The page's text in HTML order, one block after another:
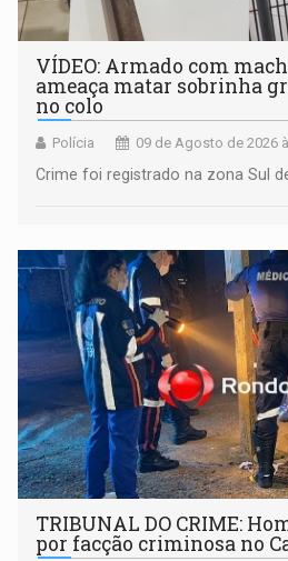
VÍDEO: Armado com
ameaça matar sobrinha
no colo
Polícia 09 de Agosto de 2026
Crime foi registrado na zona Sul
TRIBUNAL DO CRIME:
por facção criminosa no